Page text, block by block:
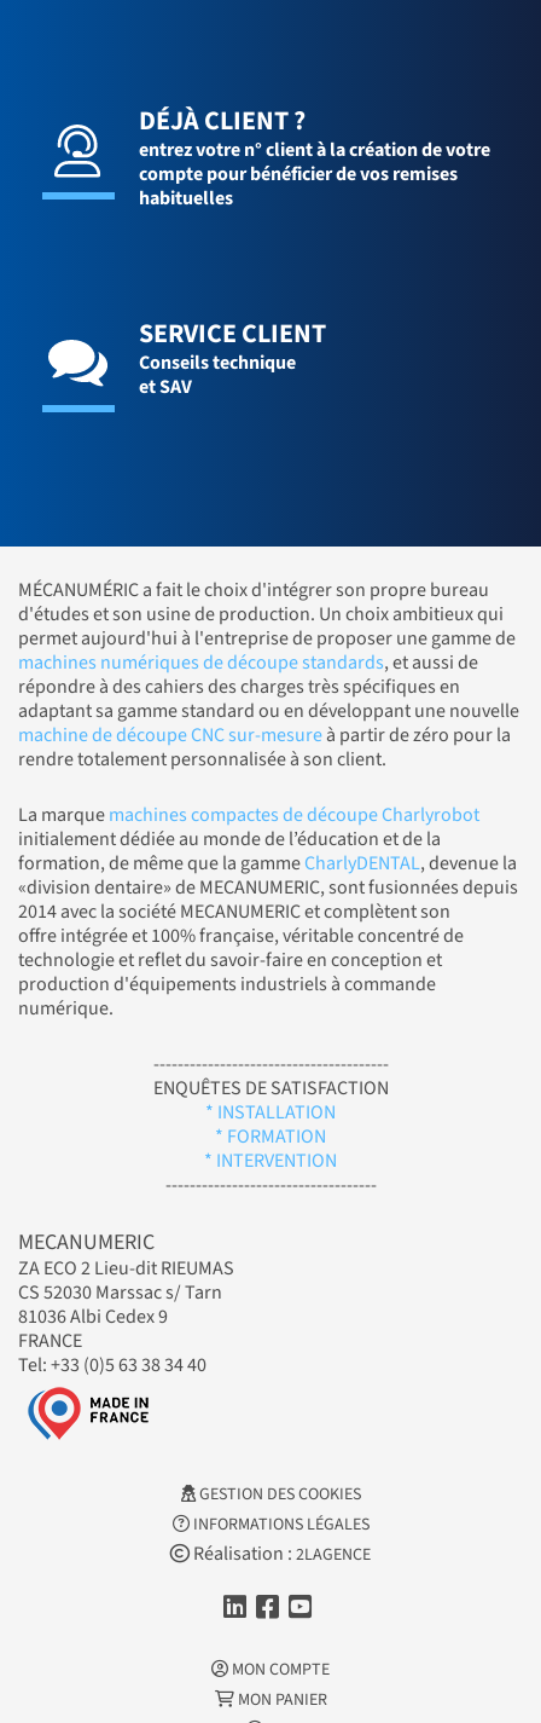
DÉJÀ CLIENT ?
entrez votre n° client à la création de votre
compte pour bénéficier de vos remises
habituelles
SERVICE CLIENT
Conseils technique
et SAV
MÉCANUMÉRIC a fait le choix d'intégrer son propre bureau
d'études et son usine de production. Un choix ambitieux qui
permet aujourd'hui à l'entreprise de proposer une gamme de
machines numériques de découpe standards, et aussi de
répondre à des cahiers des charges très spécifiques en
adaptant sa gamme standard ou en développant une nouvelle
machine de découpe CNC sur-mesureà partir de zéro pour la
rendre totalement personnalisée à son client.
La marquemachines compactes de découpe Charlyrobot
initialement dédiée au monde de l’éducation et de la
formation, de même que la gammeCharlyDENTAL, devenue la
«division dentaire» de MECANUMERIC, sont fusionnées depuis
2014 avec la société MECANUMERIC et complètent son
offre intégrée et 100% française, véritable concentré de
technologie et reflet du savoir-faire en conception et
production d'équipements industriels à commande
numérique.
---------------------------------------
ENQUÊTES DE SATISFACTION
* INSTALLATION
* FORMATION
* INTERVENTION
-----------------------------------
MECANUMERIC
ZA ECO 2 Lieu-dit RIEUMAS
CS 52030 Marssac s/ Tarn
81036 Albi Cedex 9
FRANCE
Tel: +33 (0)5 63 38 34 40
GESTION DES COOKIES
INFORMATIONS LÉGALES
Réalisation : 2LAGENCE
MON COMPTE
MON PANIER